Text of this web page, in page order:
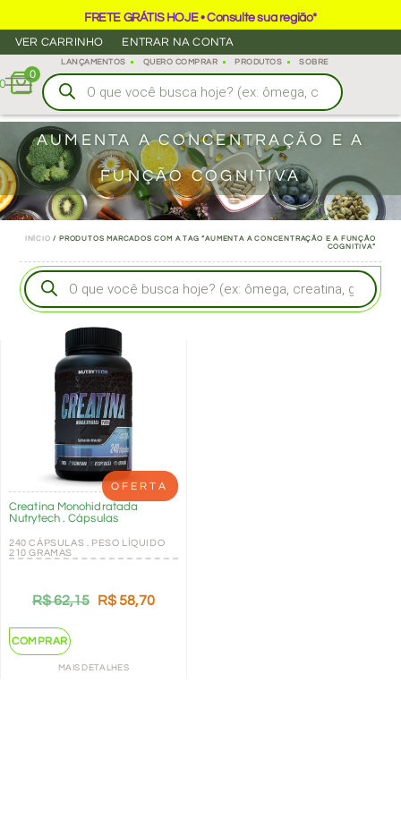
FRETE GRÁTIS HOJE • Consulte sua região*
VER CARRINHO
ENTRAR NA CONTA
LANÇAMENTOS QUERO COMPRAR PRODUTOS SOBRE
0
AUMENTA A CONCENTRAÇÃO E A
FUNÇÃO COGNITIVA
INÍCIO / PRODUTOS MARCADOS COM A TAG “AUMENTA A CONCENTRAÇÃO E A FUNÇÃO
COGNITIVA”
OFERTA
Creatina Monohidratada
Nutrytech . Cápsulas
240 CÁPSULAS . PESO LÍQUIDO
210 GRAMAS
R$62,15 R$58,70
COMPRAR
MAIS DETALHES